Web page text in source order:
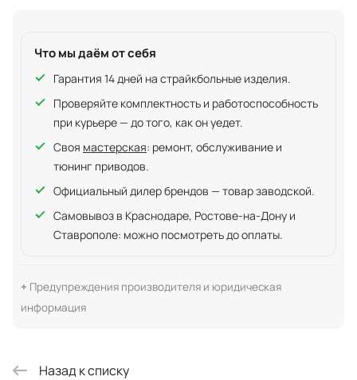
Что мы даём от себя
Гарантия 14 дней на страйкбольные изделия.
Проверяйте комплектность и работоспособность
при курьере — до того, как он уедет.
Своя мастерская: ремонт, обслуживание и
тюнинг приводов.
Официальный дилер брендов — товар заводской.
Самовывоз в Краснодаре, Ростове-на-Дону и
Ставрополе: можно посмотреть до оплаты.
Предупреждения производителя и юридическая
информация
Назад к списку